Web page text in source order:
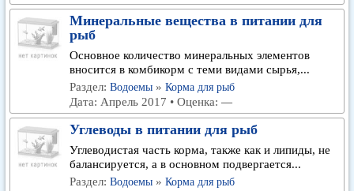
Минеральные вещества в питании для
рыб
Основное количество минеральных элементов
вносится в комбикорм с теми видами сырья,...
Раздел: Водоемы » Корма для рыб
Дата: Апрель 2017 • Оценка: —
Углеводы в питании для рыб
Углеводистая часть корма, также как и липиды, не
балансируется, а в основном подвергается...
Раздел: Водоемы » Корма для рыб